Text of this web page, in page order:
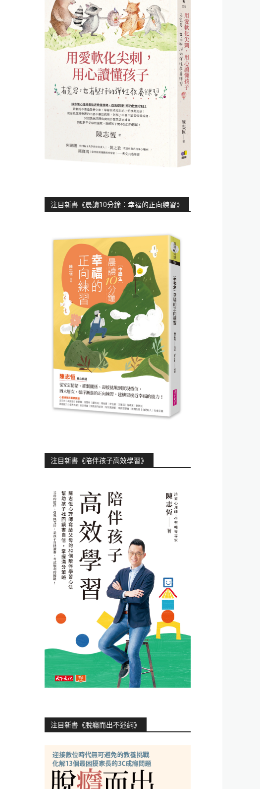
注目新書《晨讀10分鐘：幸福的正向練習》
注目新書《陪伴孩子高效學習》
注目新書《脫癮而出不迷網》